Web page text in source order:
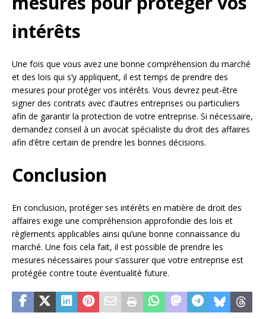
intérêts
Une fois que vous avez une bonne compréhension du marché
et des lois qui s’y appliquent, il est temps de prendre des
mesures pour protéger vos intérêts. Vous devrez peut-être
signer des contrats avec d’autres entreprises ou particuliers
afin de garantir la protection de votre entreprise. Si nécessaire,
demandez conseil à un avocat spécialiste du droit des affaires
afin d’être certain de prendre les bonnes décisions.
Conclusion
En conclusion, protéger ses intérêts en matière de droit des
affaires exige une compréhension approfondie des lois et
règlements applicables ainsi qu’une bonne connaissance du
marché. Une fois cela fait, il est possible de prendre les
mesures nécessaires pour s’assurer que votre entreprise est
protégée contre toute éventualité future.